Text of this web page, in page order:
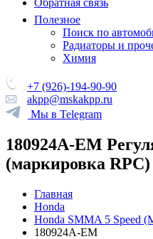
Обратная связь
Полезное
Поиск по
Радиаторы и
Химия
+7 (926)-194-90-90
akpp@mskakpp.ru
Мы в Telegram
180924A-EM
(маркировка RPC)
Главная
Honda
Honda SMMA 5 Speed
180924A-EM